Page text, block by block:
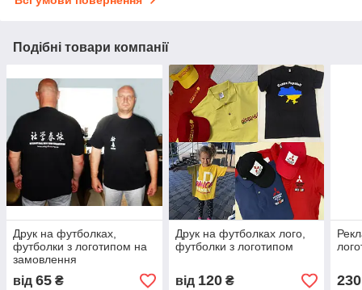
Подібні товари компанії
Друк на футболках,
футболки з логотипом на
замовлення
від 65 ₴
Друк на футболках лого,
футболки з логотипом
від 120₴ 230